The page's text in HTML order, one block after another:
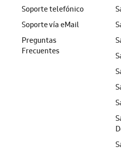
Soporte telefónico
Soporte vía eMail
Preguntas
Frecuentes